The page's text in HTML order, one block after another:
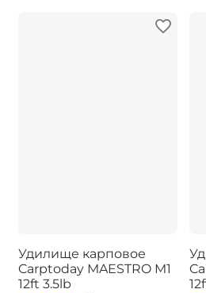
Удилище карповое
Carptoday MAESTRO M1
12ft 3.5lb